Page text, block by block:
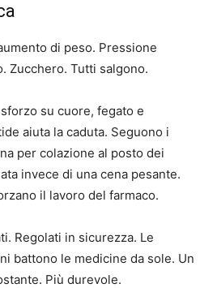
di peso. Pressione
Zucchero. Tutti salgono.
su cuore, fegato e
aiuta la caduta. Seguono i
per colazione al posto dei
invece di una cena pesante.
il lavoro del farmaco.
Regolati in sicurezza. Le
battono le medicine da sole. Un
Più durevole.